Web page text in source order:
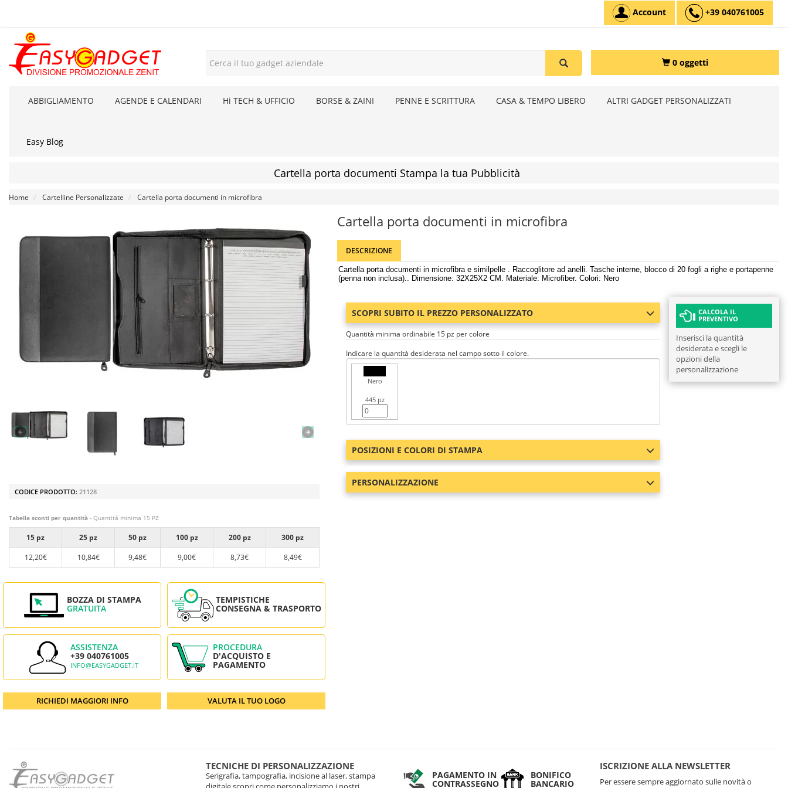
Account +39 040761005
0 oggetti
ABBIGLIAMENTO AGENDE E CALENDARI Hi TECH & UFFICIO BORSE & ZAINI PENNE E SCRITTURA CASA & TEMPO LIBERO ALTRI GADGET PERSONALIZZATI
Easy Blog
Cartella porta documenti Stampa la tua Pubblicità
Home Cartelline Personalizzate Cartella porta documenti in microfibra
CODICE PRODOTTO: 21128
Tabella sconti per quantità - Quantità minima 15 PZ
15 pz 25 pz 50 pz 100 pz 200 pz
300 pz
12,20€
10,84€ 9,48€ 9,00€ 8,73€ 8,49€
BOZZA DI STAMPA
GRATUITA
TEMPISTICHE
CONSEGNA & TRASPORTO
ASSISTENZA
+39 040761005
INFO@EASYGADGET.IT
PROCEDURA
D'ACQUISTO E
PAGAMENTO
RICHIEDI MAGGIORI INFO VALUTA IL TUO LOGO
Cartella porta documenti in microfibra
DESCRIZIONE
Cartella porta documenti in microfibra e similpelle . Raccoglitore ad anelli. Tasche interne, blocco di 20 fogli a righe e portapenne
(penna non inclusa).. Dimensione: 32X25X2 CM. Materiale: Microfiber. Colori: Nero
SCOPRI SUBITO IL PREZZO PERSONALIZZATO
Quantità minima ordinabile 15 pz per colore
Indicare la quantità desiderata nel campo sotto il colore.
Nero
445 pz
POSIZIONI E COLORI DI STAMPA
PERSONALIZZAZIONE
CALCOLA IL
PREVENTIVO
Inserisci la quantità
desiderata e scegli le
opzioni della
personalizzazione
TECNICHE DI PERSONALIZZAZIONE
Serigrafia, tampografia, incisione al laser, stampa
PAGAMENTO IN
CONTRASSEGNO
BONIFICO
BANCARIO
ISCRIZIONE ALLA NEWSLETTER
Per essere sempre aggiornato sulle novità o